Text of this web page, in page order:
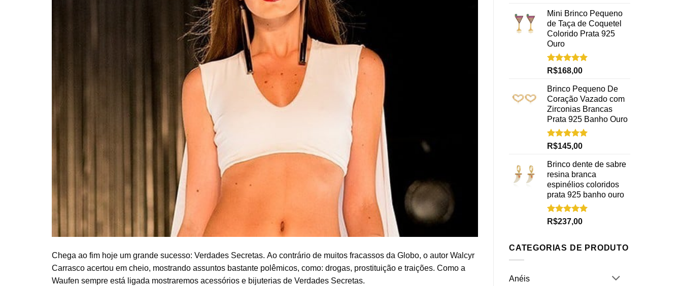
Chega ao fim hoje um grande sucesso: Verdades Secretas. Ao contrário de muitos fracassos da Globo, o autor Walcyr
Carrasco acertou em cheio, mostrando assuntos bastante polêmicos, como: drogas, prostituição e traições. Como a
Waufen sempre está ligada mostraremos acessórios e bijuterias de Verdades Secretas.
Mini Brinco Pequeno
de Taça de Coquetel
Colorido Prata 925
Ouro
Avaliação
R$168,00
Brinco Pequeno De
Coração Vazado com
Zirconias Brancas
Prata 925 Banho Ouro
Avaliação
R$145,00
Brinco dente de sabre
resina branca
espinélios coloridos
prata 925 banho ouro
Avaliação
R$237,00
CATEGORIAS DE PRODUTO
Anéis